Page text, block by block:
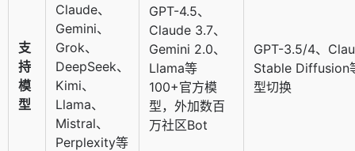
支
持
模
型
Claude、
Gemini、
Grok、
DeepSeek、
Kimi、
Llama、
Mistral、
Perplexity等
GPT-4.5、
Claude 3.7、
Gemini 2.0、
Llama等
100+官方模
型，外加数百
万社区Bot
GPT-3.5/4、
Stable Diffusion
型切换